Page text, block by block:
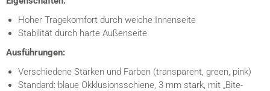
Hoher Tragekomfort durch weiche Innenseite
Stabilität durch harte Außenseite
Ausführungen:
Verschiedene Stärken und Farben (transparent, green, pink)
Standard: blaue Okklusionsschiene, 3 mm stark, mit „Bite-